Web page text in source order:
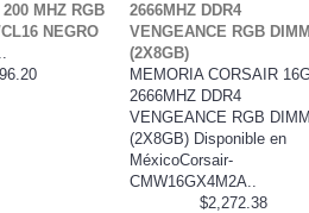
MHZ RGB
NEGRO
..
2666MHZ DDR4
VENGEANCE RGB DIMM
(2X8GB)
MEMORIA CORSAIR
2666MHZ DDR4
VENGEANCE RGB DIMM
(2X8GB) Disponible en
MéxicoCorsair-
CMW16GX4M2A..
$2,272.38